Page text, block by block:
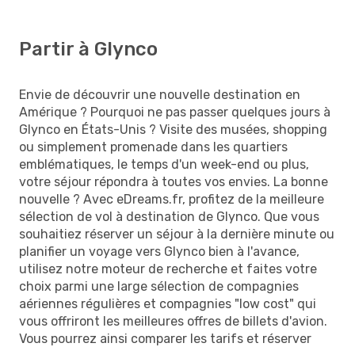
Partir à Glynco
Envie de découvrir une nouvelle destination en
Amérique ? Pourquoi ne pas passer quelques jours à
Glynco en États-Unis ? Visite des musées, shopping
ou simplement promenade dans les quartiers
emblématiques, le temps d'un week-end ou plus,
votre séjour répondra à toutes vos envies. La bonne
nouvelle ? Avec eDreams.fr, profitez de la meilleure
sélection de vol à destination de Glynco. Que vous
souhaitiez réserver un séjour à la dernière minute ou
planifier un voyage vers Glynco bien à l'avance,
utilisez notre moteur de recherche et faites votre
choix parmi une large sélection de compagnies
aériennes régulières et compagnies "low cost" qui
vous offriront les meilleures offres de billets d'avion.
Vous pourrez ainsi comparer les tarifs et réserver